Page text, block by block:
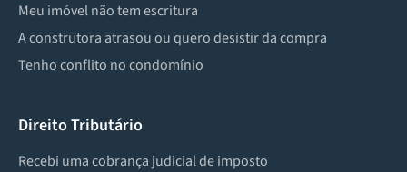
Meu imóvel não tem escritura
A construtora atrasou ou quero desistir da compra
Tenho conflito no condomínio
Direito Tributário
Recebi uma cobrança judicial de imposto